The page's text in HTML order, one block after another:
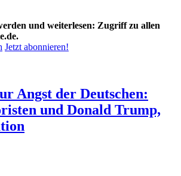
und weiterlesen: Zugriff zu allen
Jetzt abonnieren!
Angst der Deutschen:
und Donald Trump,